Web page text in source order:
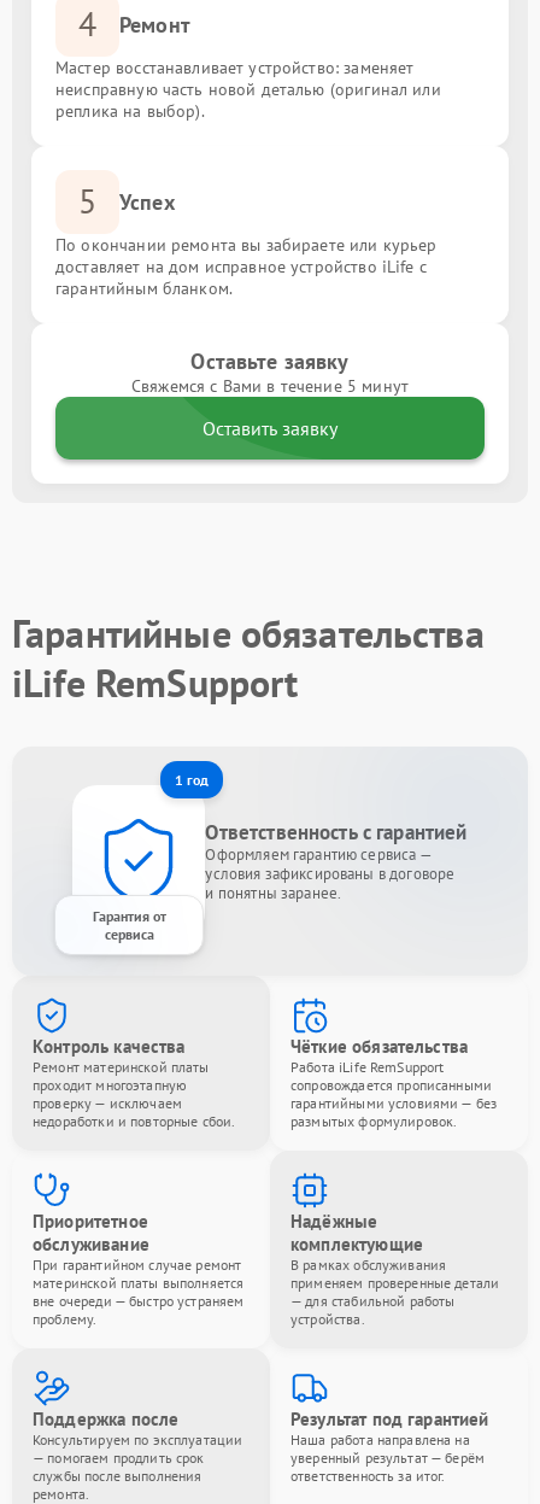
4 Ремонт
Мастер восстанавливает устройство: заменяет
неисправную часть новой деталью (оригинал или
реплика на выбор).
5 Успех
По окончании ремонта вы забираете или курьер
доставляет на дом исправное устройство iLife с
гарантийным бланком.
Оставьте заявку
Свяжемся с Вами в течение 5 минут
Оставить заявку
Гарантийные обязательства
iLife RemSupport
1 год
Гарантия от
сервиса
Ответственность с гарантией
Оформляем гарантию сервиса —
условия зафиксированы в договоре
и понятны заранее.
Контроль качества
Ремонт материнской платы
проходит многоэтапную
проверку — исключаем
недоработки и повторные сбои.
Чёткие обязательства
Работа iLife RemSupport
сопровождается прописанными
гарантийными условиями — без
размытых формулировок.
Приоритетное
обслуживание
При гарантийном случае ремонт
материнской платы выполняется
вне очереди — быстро устраняем
проблему.
Надёжные
комплектующие
В рамках обслуживания
применяем проверенные детали
— для стабильной работы
устройства.
Поддержка после
Консультируем по эксплуатации
— помогаем продлить срок
службы после выполнения
ремонта.
Результат под гарантией
Наша работа направлена на
уверенный результат — берём
ответственность за итог.